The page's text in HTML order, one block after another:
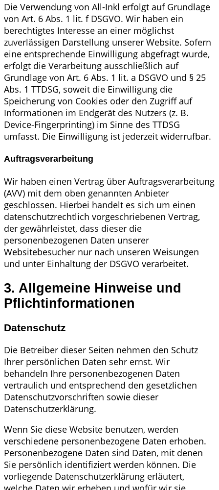
Die Verwendung von All-Inkl erfolgt auf Grundlage
von Art. 6 Abs. 1 lit. f DSGVO. Wir haben ein
berechtigtes Interesse an einer möglichst
zuverlässigen Darstellung unserer Website. Sofern
eine entsprechende Einwilligung abgefragt wurde,
erfolgt die Verarbeitung ausschließlich auf
Grundlage von Art. 6 Abs. 1 lit. a DSGVO und § 25
Abs. 1 TTDSG, soweit die Einwilligung die
Speicherung von Cookies oder den Zugriff auf
Informationen im Endgerät des Nutzers (z. B.
Device-Fingerprinting) im Sinne des TTDSG
umfasst. Die Einwilligung ist jederzeit widerrufbar.
Auftragsverarbeitung
Wir haben einen Vertrag über Auftragsverarbeitung
(AVV) mit dem oben genannten Anbieter
geschlossen. Hierbei handelt es sich um einen
datenschutzrechtlich vorgeschriebenen Vertrag,
der gewährleistet, dass dieser die
personenbezogenen Daten unserer
Websitebesucher nur nach unseren Weisungen
und unter Einhaltung der DSGVO verarbeitet.
3. Allgemeine Hinweise und
Pflicht­informationen
Datenschutz
Die Betreiber dieser Seiten nehmen den Schutz
Ihrer persönlichen Daten sehr ernst. Wir
behandeln Ihre personenbezogenen Daten
vertraulich und entsprechend den gesetzlichen
Datenschutzvorschriften sowie dieser
Datenschutzerklärung.
Wenn Sie diese Website benutzen, werden
verschiedene personenbezogene Daten erhoben.
Personenbezogene Daten sind Daten, mit denen
Sie persönlich identifiziert werden können. Die
vorliegende Datenschutzerklärung erläutert,